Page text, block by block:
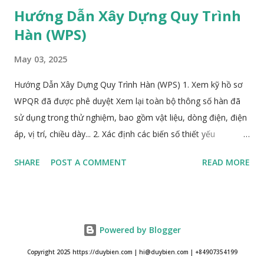
spool number, all spools to be identified in the test package
later. Shop drawing, document submission to be documented
approval code, etc. Inspection report To control and
monitor all inspection reports, the assigned coding number
should generate before starting issue. Welding summary For
structural steel For piping Material receiving inspection MRIR
for piping, bolting, gasket, fitting MRIR for consum...
Hướng Dẫn Xây Dựng Quy Trình
Hàn (WPS)
May 03, 2025
Hướng Dẫn Xây Dựng Quy Trình Hàn (WPS) 1. Xem kỹ hồ sơ
WPQR đã được phê duyệt Xem lại toàn bộ thông số hàn đã
sử dụng trong thử nghiệm, bao gồm vật liệu, dòng điện, điện
áp, vị trí, chiều dày... 2. Xác định các biến số thiết yếu
trong sản xuất để đảm bảo tính hợp lệ theo tiêu chuẩn
khoảng nhiệt đầu vào, interpass... 4. Ghi nhận các biến không
thiết yếu (Non-essential Variables) Biến không thiết yếu có
SHARE POST A COMMENT READ MORE
Powered by Blogger
Copyright 2025 https://duybien.com | hi@duybien.com | +84907354199